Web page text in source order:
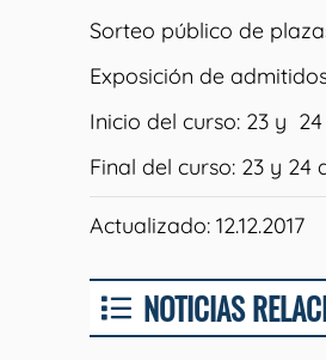
Sorteo público de
Exposición de
Inicio del curso: 23 y
Final del curso: 23 y 24
Actualizado: 12.12.2017
NOTICIAS